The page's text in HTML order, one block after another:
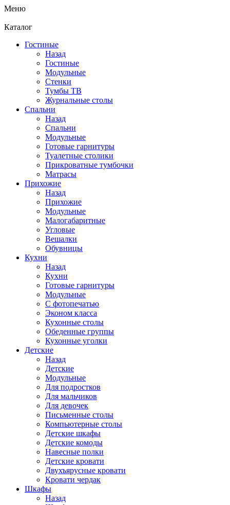
Меню
Каталог
Гостиные
Назад
Гостиные
Модульные
Стенки
Тумбы ТВ
Журнальные столы
Спальни
Назад
Спальни
Модульные
Готовые гарнитуры
Туалетные столики
Прикроватные тумбочки
Матрасы
Прихожие
Назад
Прихожие
Модульные
Малогабаритные
Угловые
Вешалки
Обувницы
Кухни
Назад
Кухни
Готовые гарнитуры
Модульные
С фотопечатью
Эконом класса
Кухонные столы
Обеденные группы
Кухонные уголки
Детские
Назад
Детские
Модульные
Для подростков
Для мальчиков
Для девочек
Письменные столы
Компьютерные столы
Детские шкафы
Детские комоды
Навесные полки
Детские кровати
Двухъярусные кровати
Кровати чердак
Шкафы
Назад